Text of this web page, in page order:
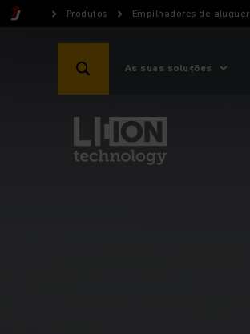
Produtos Empilhadores de aluguer
As suas soluções